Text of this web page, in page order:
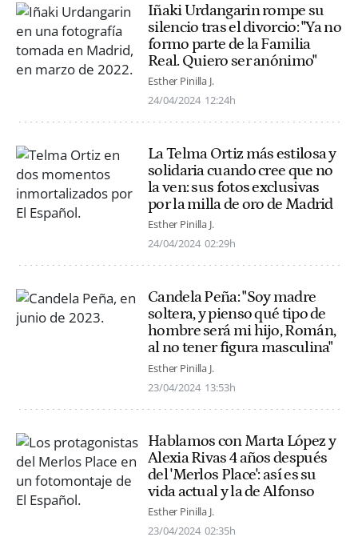
Iñaki Urdangarin rompe su
silencio tras el divorcio: "Ya no
formo parte de la Familia
Real. Quiero ser anónimo"
Esther Pinilla J.
24/04/2024 12:24h
La Telma Ortiz más estilosa y
solidaria cuando cree que no
la ven: sus fotos exclusivas
por la milla de oro de Madrid
Esther Pinilla J.
24/04/2024 02:29h
Candela Peña: "Soy madre
soltera, y pienso qué tipo de
hombre será mi hijo, Román,
al no tener figura masculina"
Esther Pinilla J.
23/04/2024 13:53h
Hablamos con Marta López y
Alexia Rivas 4 años después
del 'Merlos Place': así es su
vida actual y la de Alfonso
Esther Pinilla J.
23/04/2024 02:35h